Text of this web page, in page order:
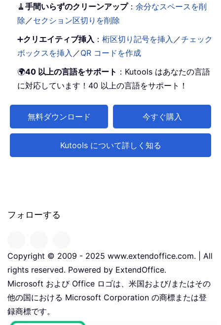
🧹 手間いらずのクリーンアップ： 余分なスペースを削
除 ／セクション区切りを削除
➕クリエイティブ挿入 ： 桁区切り記号を挿入 ／チェック
ボックスを挿入 ／QR コードを作成
🌍40 以上の言語をサポート ：Kutools はあなたの言語
に対応しています！40 以上の言語をサポート！
無料ダウンロード 今すぐ購入
Kutools について詳しく知る
フォローする
Copyright © 2009 - 2025 www.extendoffice.com. | All
rights reserved. Powered by ExtendOffice.
Microsoft および Office ロゴは、米国および/またはその
他の国における Microsoft Corporation の商標または登
録商標です。